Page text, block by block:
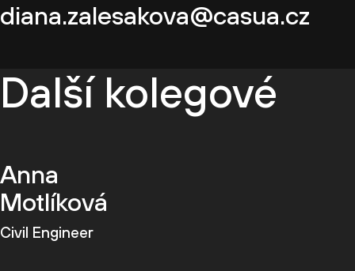
diana.zalesakova@casua.cz
Další kolegové
Anna
Motlíková
Civil Engineer